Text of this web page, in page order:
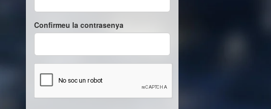
Confirmeu la contrasenya